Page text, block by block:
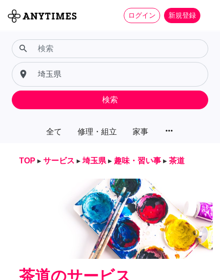
ログイン 新規登録
全て 修理・組立 家事 more_horiz
search
place
検索
TOP ▸ サービス ▸ 埼玉県 ▸ 趣味・習い事 ▸ 茶道
茶道のサービス